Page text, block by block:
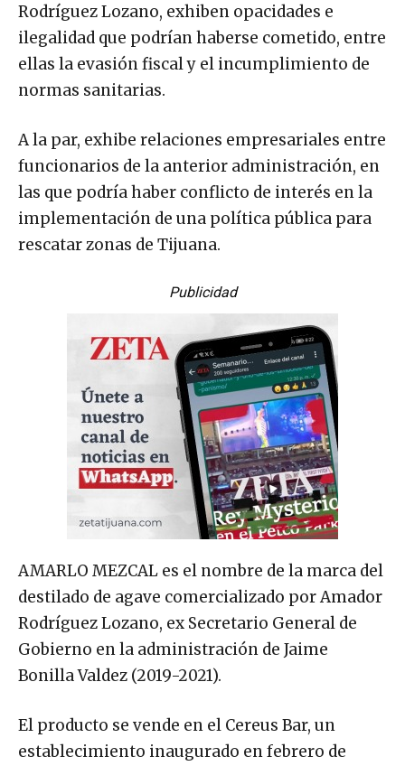
Rodríguez Lozano, exhiben opacidades e
ilegalidad que podrían haberse cometido, entre
ellas la evasión fiscal y el incumplimiento de
normas sanitarias.
A la par, exhibe relaciones empresariales entre
funcionarios de la anterior administración, en
las que podría haber conflicto de interés en la
implementación de una política pública para
rescatar zonas de Tijuana.
Publicidad
AMARLO MEZCAL es el nombre de la marca del
destilado de agave comercializado por Amador
Rodríguez Lozano, ex Secretario General de
Gobierno en la administración de Jaime
Bonilla Valdez (2019-2021).
El producto se vende en el Cereus Bar, un
establecimiento inaugurado en febrero de